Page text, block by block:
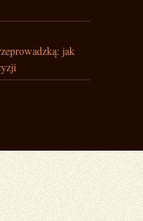
jak